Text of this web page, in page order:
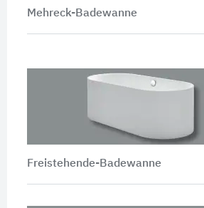
Mehreck-Badewanne
Freistehende-Badewanne